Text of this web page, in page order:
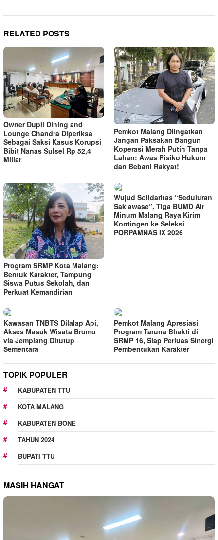
RELATED POSTS
Owner Dupli Dining and
Lounge Chandra Diperiksa
Sebagai Saksi Kasus Korupsi
Bibit Nanas Sulsel Rp 52,4
Miliar
Pemkot Malang Diingatkan
Jangan Paksakan Bangun
Koperasi Merah Putih Tanpa
Lahan: Awas Risiko Hukum
dan Bebani Rakyat!
Program SRMP Kota Malang:
Bentuk Karakter, Tampung
Siswa Putus Sekolah, dan
Perkuat Kemandirian
Wujud Solidaritas “Seduluran
Saklawase”, Tiga BUMD Air
Minum Malang Raya Kirim
Kontingen ke Seleksi
PORPAMNAS IX 2026
Kawasan TNBTS Dilalap Api,
Akses Masuk Wisata Bromo
via Jemplang Ditutup
Sementara
Pemkot Malang Apresiasi
Program Taruna Bhakti di
SRMP 16, Siap Perluas Sinergi
Pembentukan Karakter
TOPIK POPULER
KABUPATEN TTU
KOTA MALANG
KABUPATEN BONE
TAHUN 2024
BUPATI TTU
MASIH HANGAT